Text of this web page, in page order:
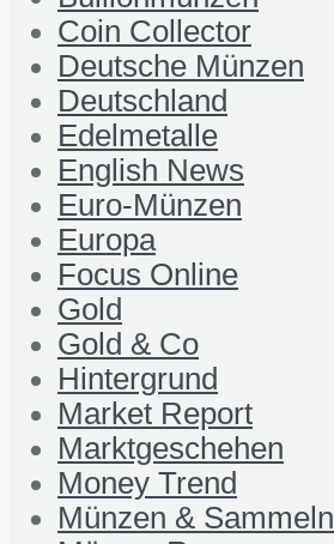
Coin Collector
Deutsche Münzen
Deutschland
Edelmetalle
English News
Euro-Münzen
Europa
Focus Online
Gold
Gold & Co
Hintergrund
Market Report
Marktgeschehen
Money Trend
Münzen & Sammeln